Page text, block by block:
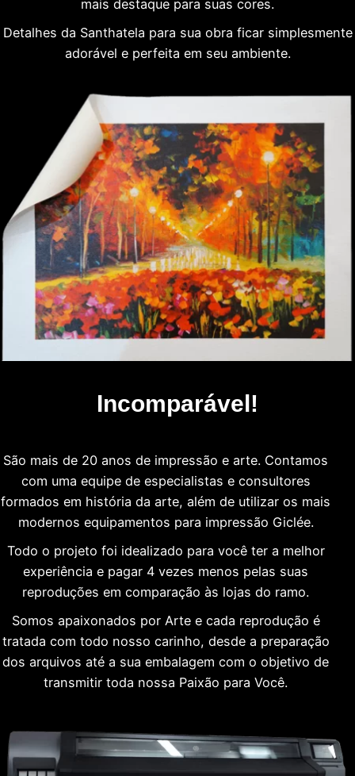
mais destaque para suas cores.
Detalhes da Santhatela para sua obra ficar simplesmente
adorável e perfeita em seu ambiente.
Incomparável!
São mais de 20 anos de impressão e arte. Contamos
com uma equipe de especialistas e consultores
formados em história da arte, além de utilizar os mais
modernos equipamentos para impressão Giclée.
Todo o projeto foi idealizado para você ter a melhor
experiência e pagar 4 vezes menos pelas suas
reproduções em comparação às lojas do ramo.
Somos apaixonados por Arte e cada reprodução é
tratada com todo nosso carinho, desde a preparação
dos arquivos até a sua embalagem com o objetivo de
transmitir toda nossa Paixão para Você.